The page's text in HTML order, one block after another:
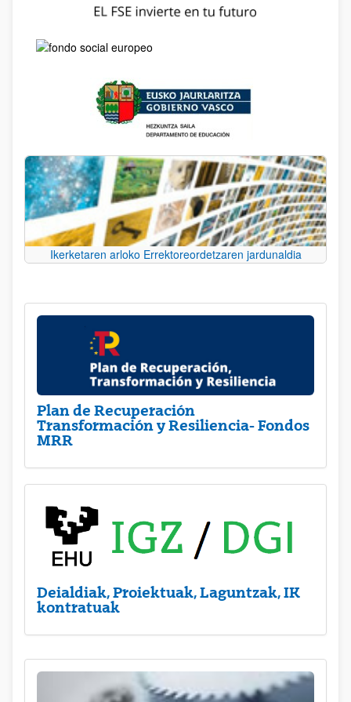
Ikerketaren arloko Errektoreordetzaren jardunaldia
Plan de Recuperación
Transformación y Resiliencia- Fondos
MRR
Deialdiak, Proiektuak, Laguntzak, IK
kontratuak